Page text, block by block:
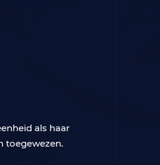
als haar
toegewezen.